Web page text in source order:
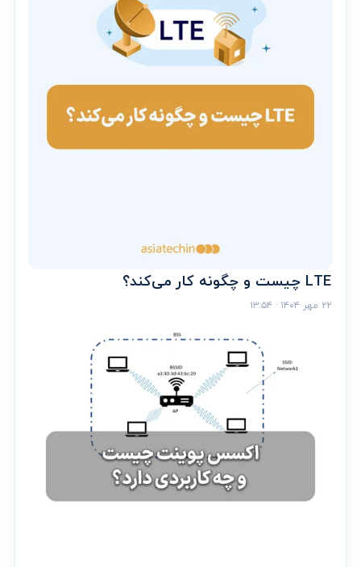
LTE چیست و چگونه کار می‌کند؟
۲۲ مهر ۱۴۰۴ · ۱۳:۵۴